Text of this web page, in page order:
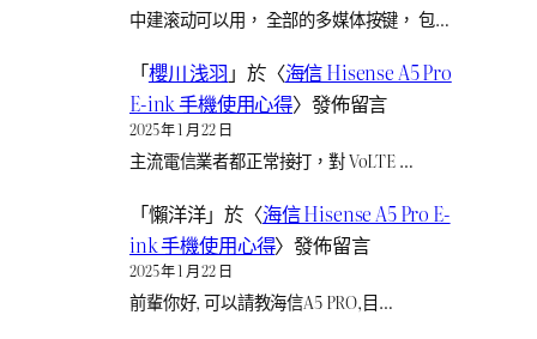
中建滚动可以用， 全部的多媒体按键， 包…
「櫻川 浅羽 」於〈海信 Hisense A5 Pro
E-ink 手機使用心得〉發佈留言
2025 年 1 月 22 日
主流電信業者都正常接打，對 VoLTE …
「懶洋洋」於〈海信 Hisense A5 Pro E-
ink 手機使用心得〉發佈留言
2025 年 1 月 22 日
前輩你好, 可以請教海信A5 PRO,目…